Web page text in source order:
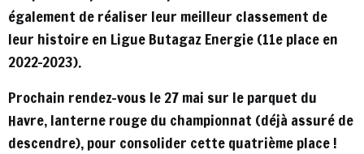
également de réaliser leur meilleur classement de
leur histoire en Ligue Butagaz Energie (11e place en
2022-2023).
Prochain rendez-vous le 27 mai sur le parquet du
Havre, lanterne rouge du championnat (déjà assuré de
descendre), pour consolider cette quatrième place !